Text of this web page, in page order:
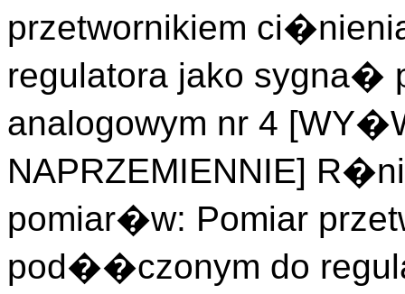
przetwornikiem
regulatora jako
analogowym nr 4
NAPRZEMIENNIE]
pomiar�w: Pomiar
pod��czonym do